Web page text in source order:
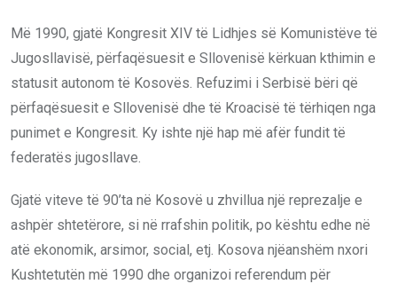
Më 1990, gjatë Kongresit XIV të Lidhjes së Komunistëve të
Jugosllavisë, përfaqësuesit e Sllovenisë kërkuan kthimin e
statusit autonom të Kosovës. Refuzimi i Serbisë bëri që
përfaqësuesit e Sllovenisë dhe të Kroacisë të tërhiqen nga
punimet e Kongresit. Ky ishte një hap më afër fundit të
federatës jugosllave.
Gjatë viteve të 90’ta në Kosovë u zhvillua një reprezalje e
ashpër shtetërore, si në rrafshin politik, po kështu edhe në
atë ekonomik, arsimor, social, etj. Kosova njëanshëm nxori
Kushtetutën më 1990 dhe organizoi referendum për